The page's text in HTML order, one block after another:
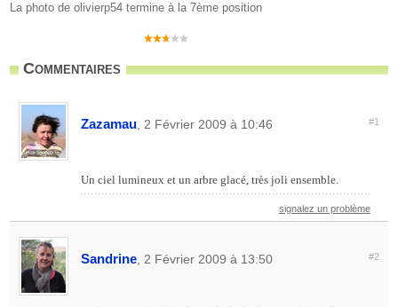
La photo de olivierp54 termine à la 7ème position
Commentaires
Zazamau , 2 Février 2009 à 10:46 #1
Un ciel lumineux et un arbre glacé, très joli ensemble.
signalez un problème
Sandrine , 2 Février 2009 à 13:50 #2